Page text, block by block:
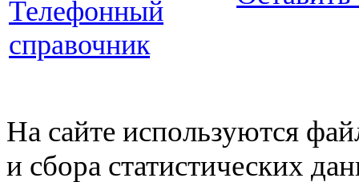
Телефонный
справочник
На сайте используются
и сбора статистических